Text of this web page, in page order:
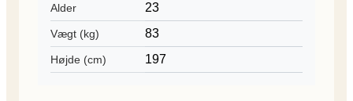
Alder 23
Vægt (kg) 83
Højde (cm) 197